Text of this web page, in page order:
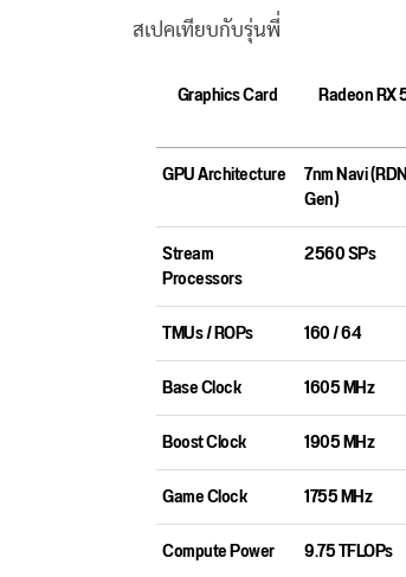
สเปคเทียบกับรุ่นพี่
Graphics Card Radeon RX
GPU Architecture 7nm Navi
Gen)
Stream
Processors
2560 SPs
TMUs / ROPs 160 / 64
Base Clock
1605 MHz
Boost Clock
1905 MHz
Game Clock
1755 MHz
Compute Power
9.75 TFLOPs